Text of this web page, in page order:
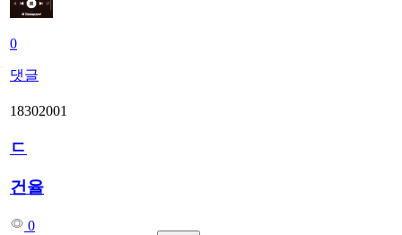
0
댓글
18302001
ㄷ
건율
0